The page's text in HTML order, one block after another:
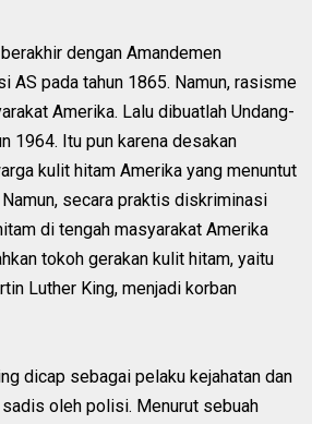
dengan Amandemen
AS pada tahun 1865. Namun, rasisme
Amerika. Lalu dibuatlah Undang-
1964. Itu pun karena desakan
kulit hitam Amerika yang menuntut
secara praktis diskriminasi
di tengah masyarakat Amerika
tokoh gerakan kulit hitam, yaitu
Luther King, menjadi korban
dicap sebagai pelaku kejahatan dan
oleh polisi. Menurut sebuah